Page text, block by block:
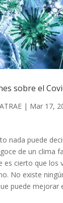
sobre el
| Mar 17,
nada puede
de un clima
es cierto que los
No existe
puede mejorar